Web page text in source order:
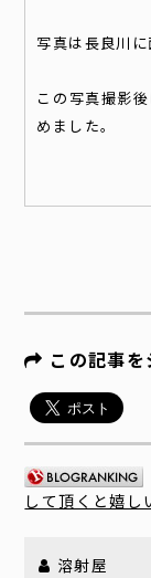
写真は長良川に
この写真撮影
めました。
この記事
して頂くと嬉し
溶射屋